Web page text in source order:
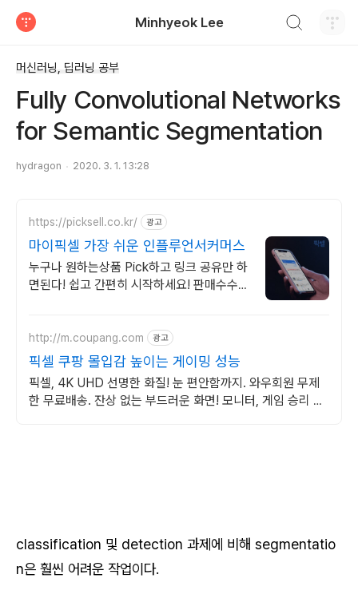
Minhyeok Lee
머신러닝, 딥러닝 공부
Fully Convolutional Networks
for Semantic Segmentation
hydragon 2020. 3. 1. 13:28
https://picksell.co.kr/ 광고
마이픽셀 가장 쉬운 인플루언서커머스
누구나 원하는상품 Pick하고 링크 공유만 하
면된다! 쉽고 간편히 시작하세요! 판매수수료
http://m.coupang.com 광고
픽셀 쿠팡 몰입감 높이는 게이밍 성능
픽셀, 4K UHD 선명한 화질! 눈 편안함까지. 와우회원 무제
한 무료배송. 잔상 없는 부드러운 화면! 모니터, 게임 승리 확
classification 및 detection 과제에 비해 segmentatio
n은 훨씬 어려운 작업이다.